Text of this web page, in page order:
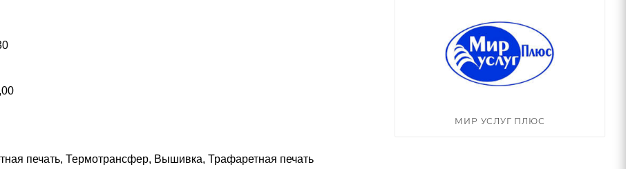
печать, Термотрансфер, Вышивка, Трафаретная печать
МИР УСЛУГ ПЛЮС